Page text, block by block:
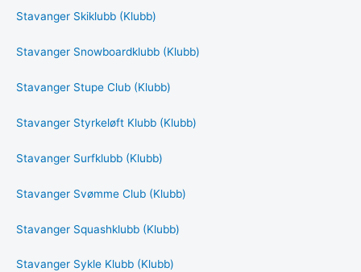
Stavanger Skiklubb (Klubb)
Stavanger Snowboardklubb (Klubb)
Stavanger Stupe Club (Klubb)
Stavanger Styrkeløft Klubb (Klubb)
Stavanger Surfklubb (Klubb)
Stavanger Svømme Club (Klubb)
Stavanger Squashklubb (Klubb)
Stavanger Sykle Klubb (Klubb)